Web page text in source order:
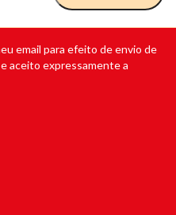
email para efeito de envio de
aceito expressamente a